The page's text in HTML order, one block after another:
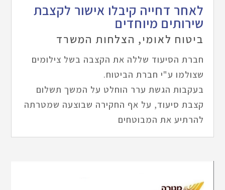
לאחר דחייה קיבלו אישור לקצבת
שירותים מיוחדים
ביטוח לאומי, הצלחות המשרד
חברת הסיעוד שללה את הקצבה בשל צילומים
שצולמו ע"י חברת הביטוח.
בעקבות הגשת ערר הוחלט על המשך תשלום
קצבת סיעוד, על אף החקירה שבוצעה שמטרתה
להרתיע את המבוטחים